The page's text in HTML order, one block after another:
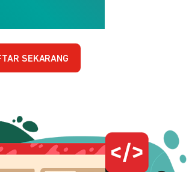
SEKARANG